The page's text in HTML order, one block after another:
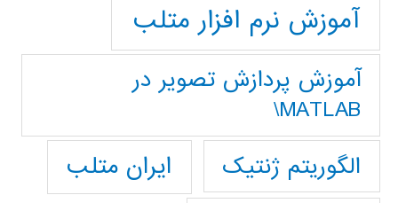
آموزش نرم افزار متلب
آموزش پردازش تصوير در
MATLAB\
الگوریتم ژنتیک
ایران متلب